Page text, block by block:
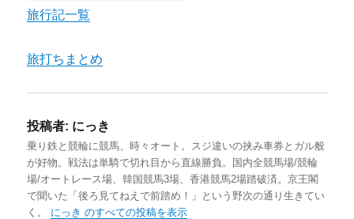
旅行記一覧
旅打ちまとめ
投稿者: にっき
乗り鉄と競輪に競馬、時々オート。スジ違いの挟み車券とガル般
が好物。戦法は単騎で切れ目から直線勝負。国内全競馬場/競輪
場/オートレース場、韓国競馬3場、香港競馬2場踏破済。京王閣
で聞いた「後ろ見てねえで前踏め！」という野次の通り生きてい
く。 にっき のすべての投稿を表示